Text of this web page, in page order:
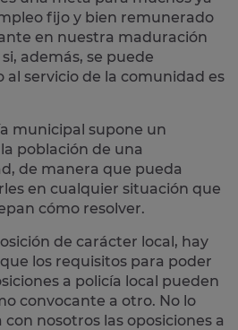
fijo y bien remunerado
en nuestra maduración
además, se puede
servicio de la comunidad es
municipal supone un
población de una
de manera que pueda
en cualquier situación que
cómo resolver.
de carácter local, hay
los requisitos para poder
a policía local pueden
convocante a otro. No lo
con nosotros las oposiciones a